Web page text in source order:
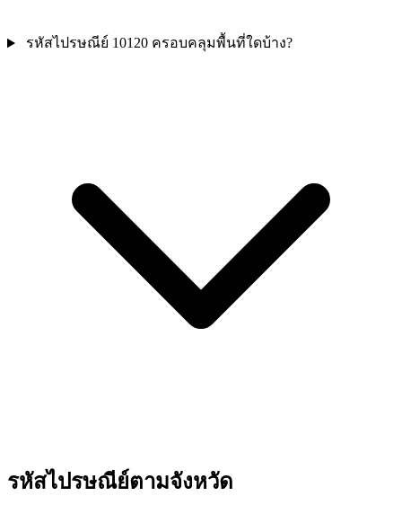
รหัสไปรษณีย์ 10120 ครอบคลุมพื้นที่ใดบ้าง?
รหัสไปรษณีย์ตามจังหวัด